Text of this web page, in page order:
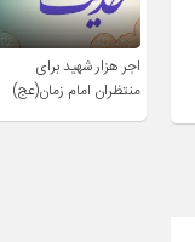
اجر هزار شهید برای
منتظران امام زمان(عج)